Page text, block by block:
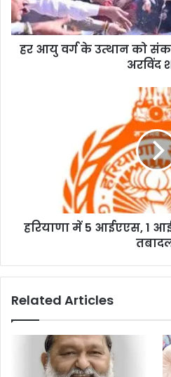
हर आयु वर्ग के उत्थान को
अरविंद
हरियाणा में 5 आईएएस, 1
Related Articles